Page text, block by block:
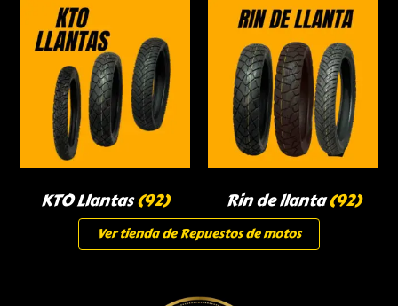
KTO Llantas(92) Rin de llanta(92)
Ver tienda de Repuestos de motos